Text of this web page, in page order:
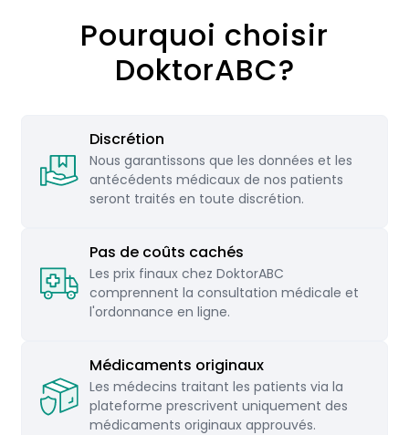
Données personnelles: nom complet, date de
naissance, sexe, adresse.
quantité et variante du médicament.
Coordonnées du médecin traitant: nom,
coordonnées et détails de la qualification.
médecin valide
Le règlement sur la prescription des médicaments,
§2 paragraphe 1a, régit toutes les dispositions
légales en la matière et permet de délivrer des
Pourquoi choisir
DoktorABC?
Discrétion
Nous garantissons que les données et les
antécédents médicaux de nos patients
seront traités en toute discrétion.
Pas de coûts cachés
Les prix finaux chez DoktorABC
comprennent la consultation médicale et
l'ordonnance en ligne.
Médicaments originaux
Les médecins traitant les patients via la
plateforme prescrivent uniquement des
médicaments originaux approuvés.